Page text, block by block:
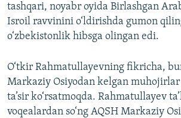
tashqari, noyabr oyida Birlashgan
Isroil ravvinini o‘ldirishda gumon
o‘zbekistonlik hibsga olingan edi.
O‘tkir Rahmatullayevning fikricha,
Markaziy Osiyodan kelgan muhojirlar
ta’sir ko‘rsatmoqda. Rahmatullayev
voqealardan so‘ng AQSH Markaziy